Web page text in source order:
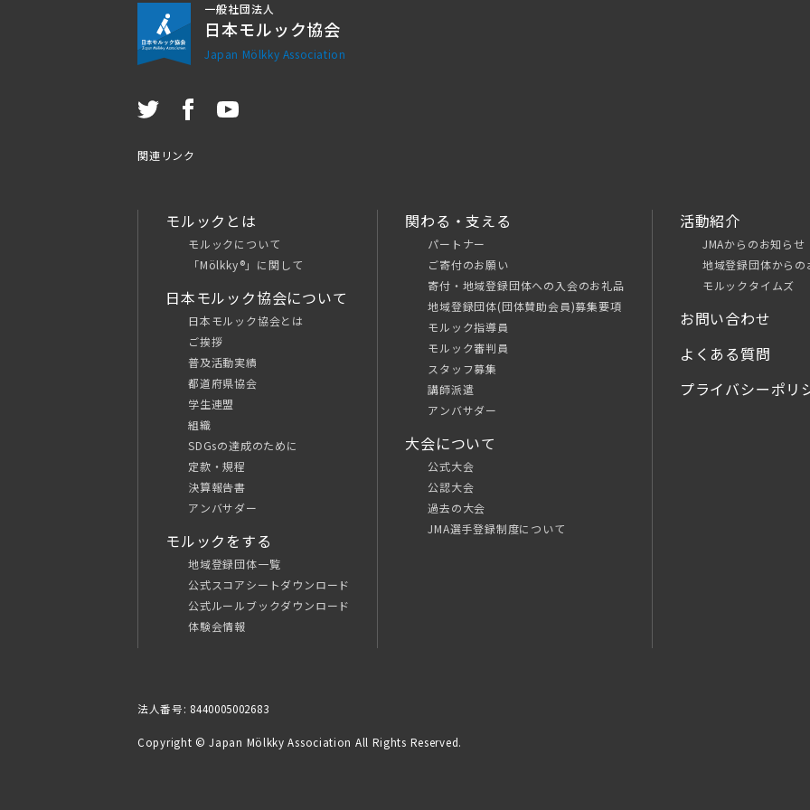
一般社団法人
日本モルック協会
Japan Mölkky Association
関連リンク
モルックとは
モルックについて
「Mölkky®」に関して
日本モルック協会について
日本モルック協会とは
ご挨拶
普及活動実績
都道府県協会
学生連盟
組織
SDGsの達成のために
定款・規程
決算報告書
アンバサダー
モルックをする
地域登録団体一覧
公式スコアシートダウンロード
公式ルールブックダウンロード
体験会情報
関わる・支える
パートナー
ご寄付のお願い
寄付・地域登録団体への入会のお礼品
地域登録団体(団体賛助会員)募集要項
モルック指導員
モルック審判員
スタッフ募集
講師派遣
アンバサダー
大会について
公式大会
公認大会
過去の大会
JMA選手登録制度について
活動紹介
JMAからのお知らせ
地域登録団体からの
モルックタイムズ
お問い合わせ
よくある質問
プライバシーポリ
法人番号: 8440005002683
Copyright © Japan Mölkky Association All Rights Reserved.